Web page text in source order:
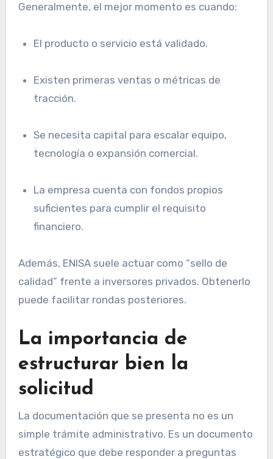
Generalmente, el mejor momento es cuando:
El producto o servicio está validado.
Existen primeras ventas o métricas de
tracción.
Se necesita capital para escalar equipo,
tecnología o expansión comercial.
La empresa cuenta con fondos propios
suficientes para cumplir el requisito
financiero.
Además, ENISA suele actuar como “sello de
calidad” frente a inversores privados. Obtenerlo
puede facilitar rondas posteriores.
La importancia de
estructurar bien la
solicitud
La documentación que se presenta no es un
simple trámite administrativo. Es un documento
estratégico que debe responder a preguntas